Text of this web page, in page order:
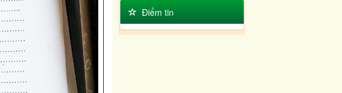
Bệnh viện đa khoa huyện
Quản Bạ xây dựng Bệnh viện
xanh sạch đẹp
Điểm tin